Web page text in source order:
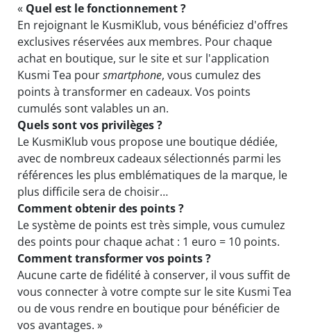
« Quel est le fonctionnement ?
En rejoignant le KusmiKlub, vous bénéficiez d'offres
exclusives réservées aux membres. Pour chaque
achat en boutique, sur le site et sur l'application
Kusmi Tea poursmartphone, vous cumulez des
points à transformer en cadeaux. Vos points
cumulés sont valables un an.
Quels sont vos privilèges ?
Le KusmiKlub vous propose une boutique dédiée,
avec de nombreux cadeaux sélectionnés parmi les
références les plus emblématiques de la marque, le
plus difficile sera de choisir…
Comment obtenir des points ?
Le système de points est très simple, vous cumulez
des points pour chaque achat : 1 euro = 10 points.
Comment transformer vos points ?
Aucune carte de fidélité à conserver, il vous suffit de
vous connecter à votre compte sur le site Kusmi Tea
ou de vous rendre en boutique pour bénéficier de
vos avantages. »